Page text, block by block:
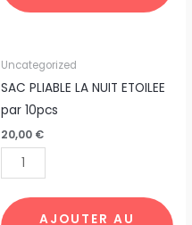
Uncategorized
SAC PLIABLE LA NUIT ETOILEE
par 10pcs
20,00 €
quantité
de
SAC
LA
NUIT
par
AJOUTER AU